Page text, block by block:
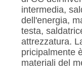
PRIVACY
intermedia,
dell'energia,
testa,
attrezzatura.
pricipalmente
materiali del